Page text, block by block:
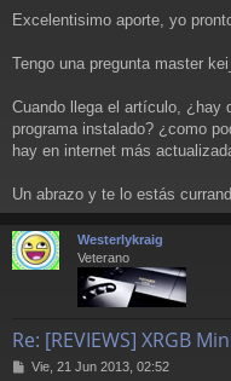
n
a
Excelentisimo aporte, yo
Tengo una pregunta master
Cuando llega el artículo, ¿hay
programa instalado? ¿como
hay en internet más
Un abrazo y te lo estás
Westerlykraig
Veterano
Re: [REVIEWS] XRGB
M
Vie, 21 Jun 2013, 02:52